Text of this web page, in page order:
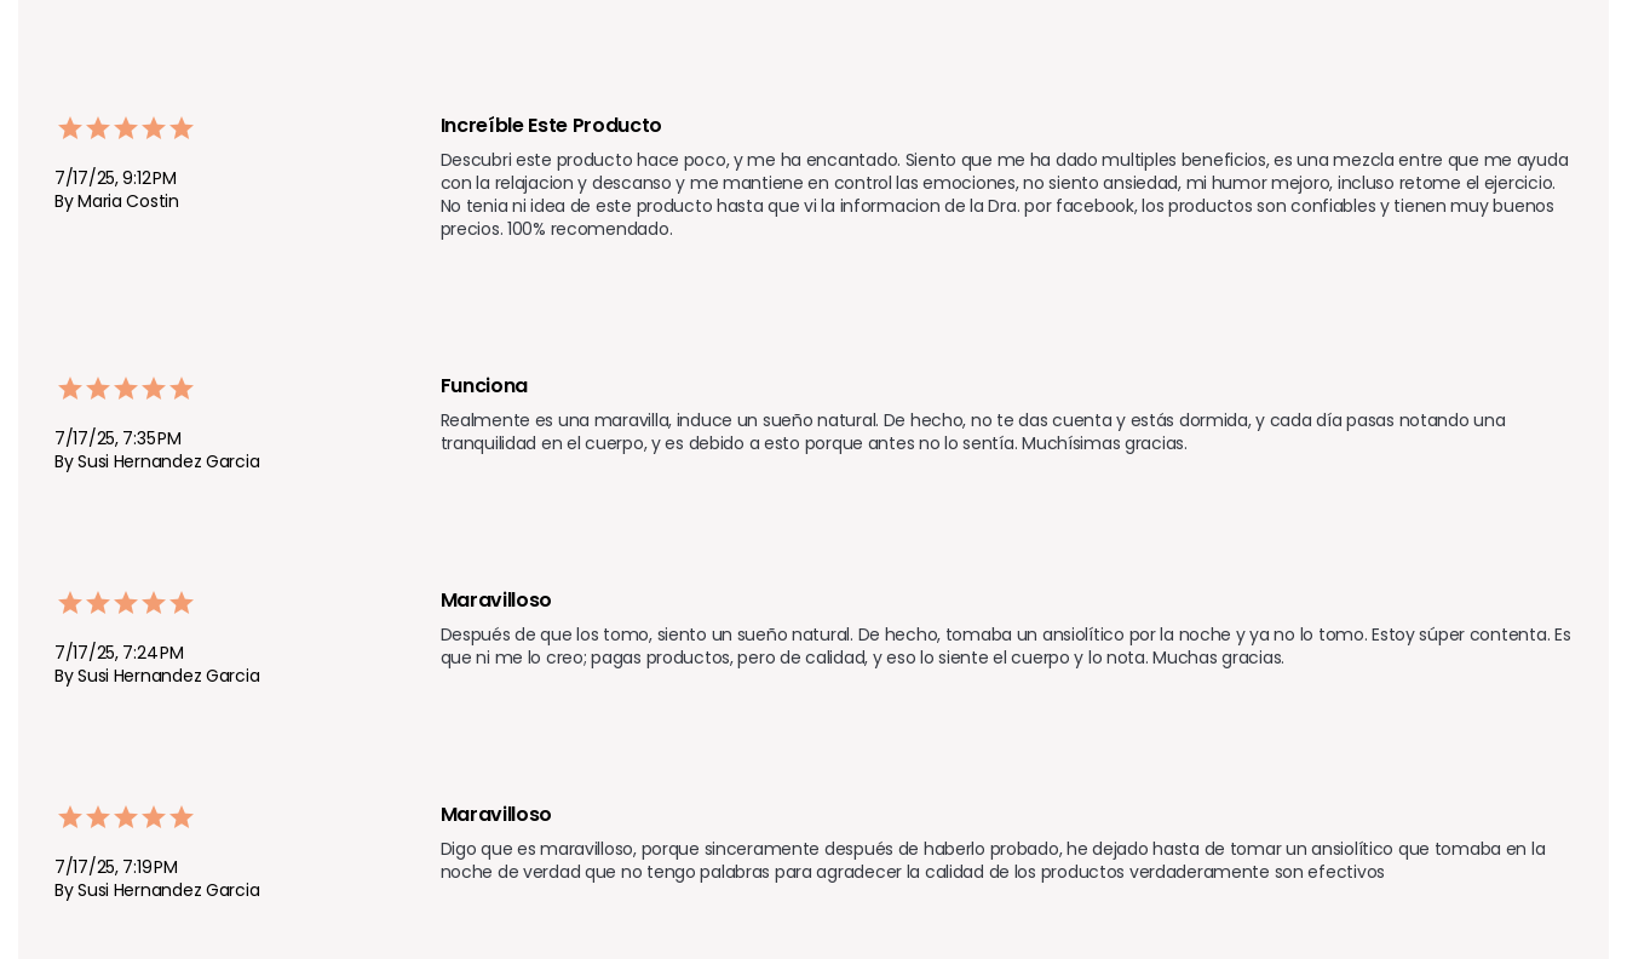
7/17/25, 9:12 PM
By Maria Costin
Increíble Este Producto
Descubri este producto hace poco, y me ha encantado. Siento que me ha dado multiples beneficios, es una mezcla entre que me ayuda
con la relajacion y descanso y me mantiene en control las emociones, no siento ansiedad, mi humor mejoro, incluso retome el ejercicio.
No tenia ni idea de este producto hasta que vi la informacion de la Dra. por facebook, los productos son confiables y tienen muy buenos
precios. 100% recomendado.
7/17/25, 7:35 PM
By Susi Hernandez Garcia
Funciona
Realmente es una maravilla, induce un sueño natural. De hecho, no te das cuenta y estás dormida, y cada día pasas notando una
tranquilidad en el cuerpo, y es debido a esto porque antes no lo sentía. Muchísimas gracias.
7/17/25, 7:24 PM
By Susi Hernandez Garcia
Maravilloso
Después de que los tomo, siento un sueño natural. De hecho, tomaba un ansiolítico por la noche y ya no lo tomo. Estoy súper contenta. Es
que ni me lo creo; pagas productos, pero de calidad, y eso lo siente el cuerpo y lo nota. Muchas gracias.
7/17/25, 7:19 PM
By Susi Hernandez Garcia
Maravilloso
Digo que es maravilloso, porque sinceramente después de haberlo probado, he dejado hasta de tomar un ansiolítico que tomaba en la
noche de verdad que no tengo palabras para agradecer la calidad de los productos verdaderamente son efectivos